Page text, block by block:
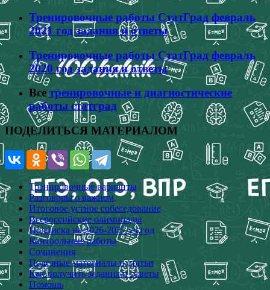
Тренировочные работы СтатГрад февраль
2021 год задания и ответы
Тренировочные работы СтатГрад февраль
2020 год задания и ответы
Все тренировочные и диагностические
работы статград
ПОДЕЛИТЬСЯ МАТЕРИАЛОМ
Тренировочные варианты
Разговоры о важном
Итоговое устное собеседование
Всероссийские олимпиады
Подписка на 2026-2027 уч.год
Контрольные работы
Сочинения
Полезные материалы и статьи
Как получить задания и ответы
Помощь